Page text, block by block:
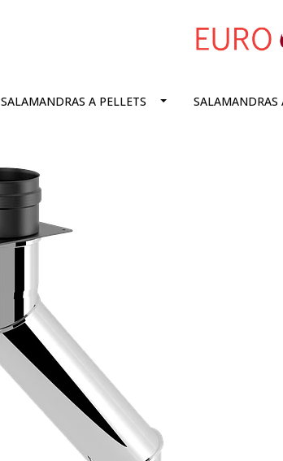
SALAMANDRAS A PELLETS SALAMANDRAS